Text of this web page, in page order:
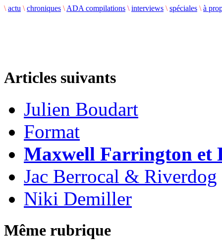
\ actu \ chroniques \ ADA compilations \ interviews \ spéciales \ à
Articles suivants
Julien Boudart
Format
Maxwell Farrington et
Jac Berrocal & Riverdog
Niki Demiller
Même rubrique